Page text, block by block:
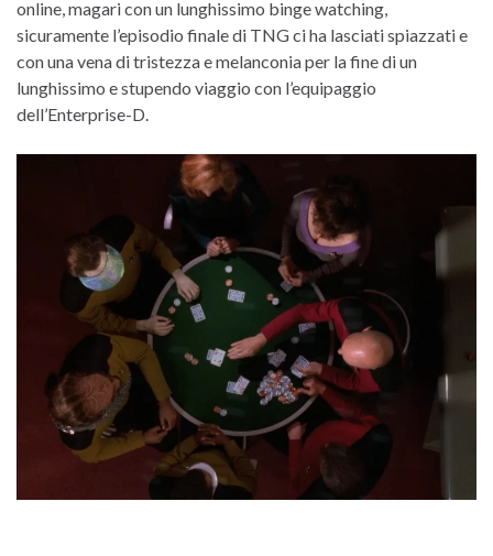
online, magari con un lunghissimo binge watching,
sicuramente l’episodio finale di TNG ci ha lasciati spiazzati e
con una vena di tristezza e melanconia per la fine di un
lunghissimo e stupendo viaggio con l’equipaggio
dell’Enterprise-D.